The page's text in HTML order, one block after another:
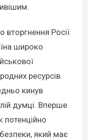
Росії
широко
ресурсів.
кинув
думці. Вперше
потенційно
який має